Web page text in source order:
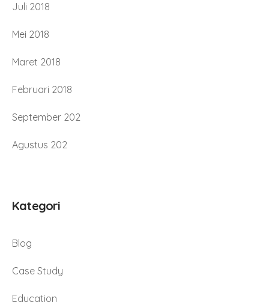
Juli 2018
Mei 2018
Maret 2018
Februari 2018
September 202
Agustus 202
Kategori
Blog
Case Study
Education